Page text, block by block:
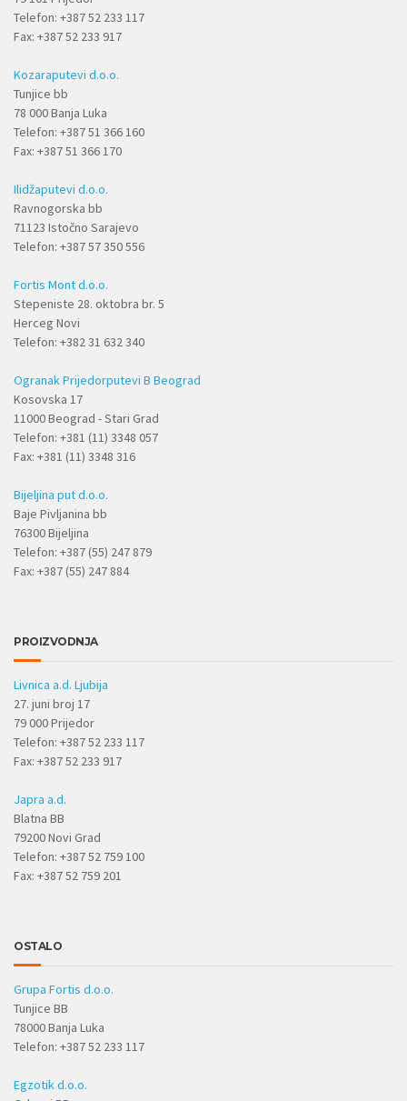
Telefon: +387 52 233 117
Fax: +387 52 233 917
Kozaraputevi d.o.o.
Tunjice bb
78 000 Banja Luka
Telefon: +387 51 366 160
Fax: +387 51 366 170
Ilidžaputevi d.o.o.
Ravnogorska bb
71123 Istočno Sarajevo
Telefon: +387 57 350 556
Fortis Mont d.o.o.
Stepeniste 28. oktobra br. 5
Herceg Novi
Telefon: +382 31 632 340
Ogranak Prijedorputevi B Beograd
Kosovska 17
11000 Beograd - Stari Grad
Telefon: +381 (11) 3348 057
Fax: +381 (11) 3348 316
Bijeljina put d.o.o.
Baje Pivljanina bb
76300 Bijeljina
Telefon: +387 (55) 247 879
Fax: +387 (55) 247 884
PROIZVODNJA
Livnica a.d. Ljubija
27. juni broj 17
79 000 Prijedor
Telefon: +387 52 233 117
Fax: +387 52 233 917
Japra a.d.
Blatna BB
79200 Novi Grad
Telefon: +387 52 759 100
Fax: +387 52 759 201
OSTALO
Grupa Fortis d.o.o.
Tunjice BB
78000 Banja Luka
Telefon: +387 52 233 117
Egzotik d.o.o.